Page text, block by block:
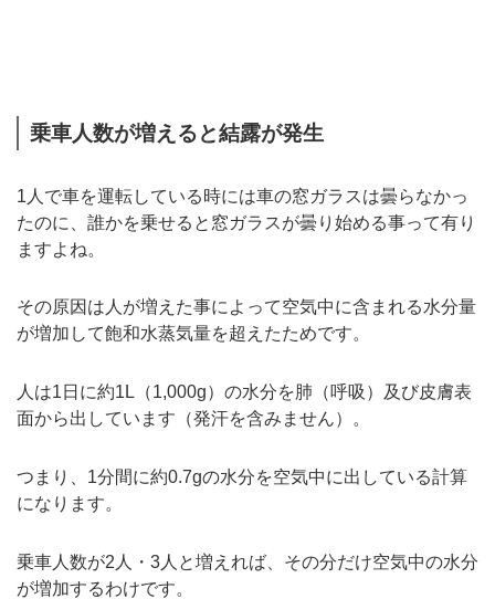
乗車人数が増えると結露が発生
1人で車を運転している時には車の窓ガラスは曇らなかっ
たのに、誰かを乗せると窓ガラスが曇り始める事って有り
ますよね。
その原因は人が増えた事によって空気中に含まれる水分量
が増加して飽和水蒸気量を超えたためです。
人は1日に約1L（1,000g）の水分を肺（呼吸）及び皮膚表
面から出しています（発汗を含みません）。
つまり、1分間に約0.7gの水分を空気中に出している計算
になります。
乗車人数が2人・3人と増えれば、その分だけ空気中の水分
が増加するわけです。